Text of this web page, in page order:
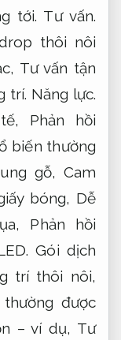
tới. Tư vấn.
thôi nôi
Tư vấn tận
trí. Năng lực.
Phản hồi
biến thường
gỗ, Cam
bóng, Dễ
Phản hồi
Gói dịch
trí thôi nôi,
được
– ví dụ, Tư